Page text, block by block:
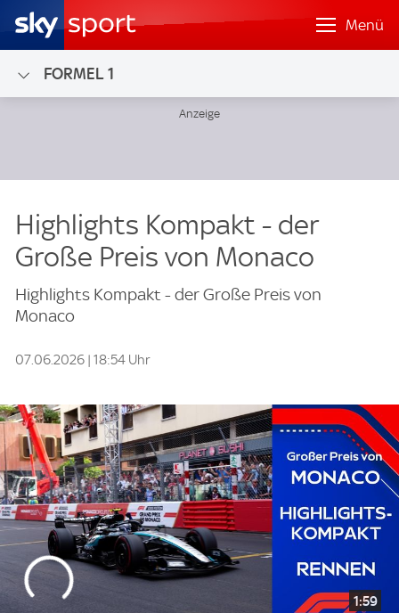
Menü
FORMEL 1
Highlights Kompakt - der
Große Preis von Monaco
Highlights Kompakt - der Große Preis von
Monaco
07.06.2026 | 18:54 Uhr
1:59